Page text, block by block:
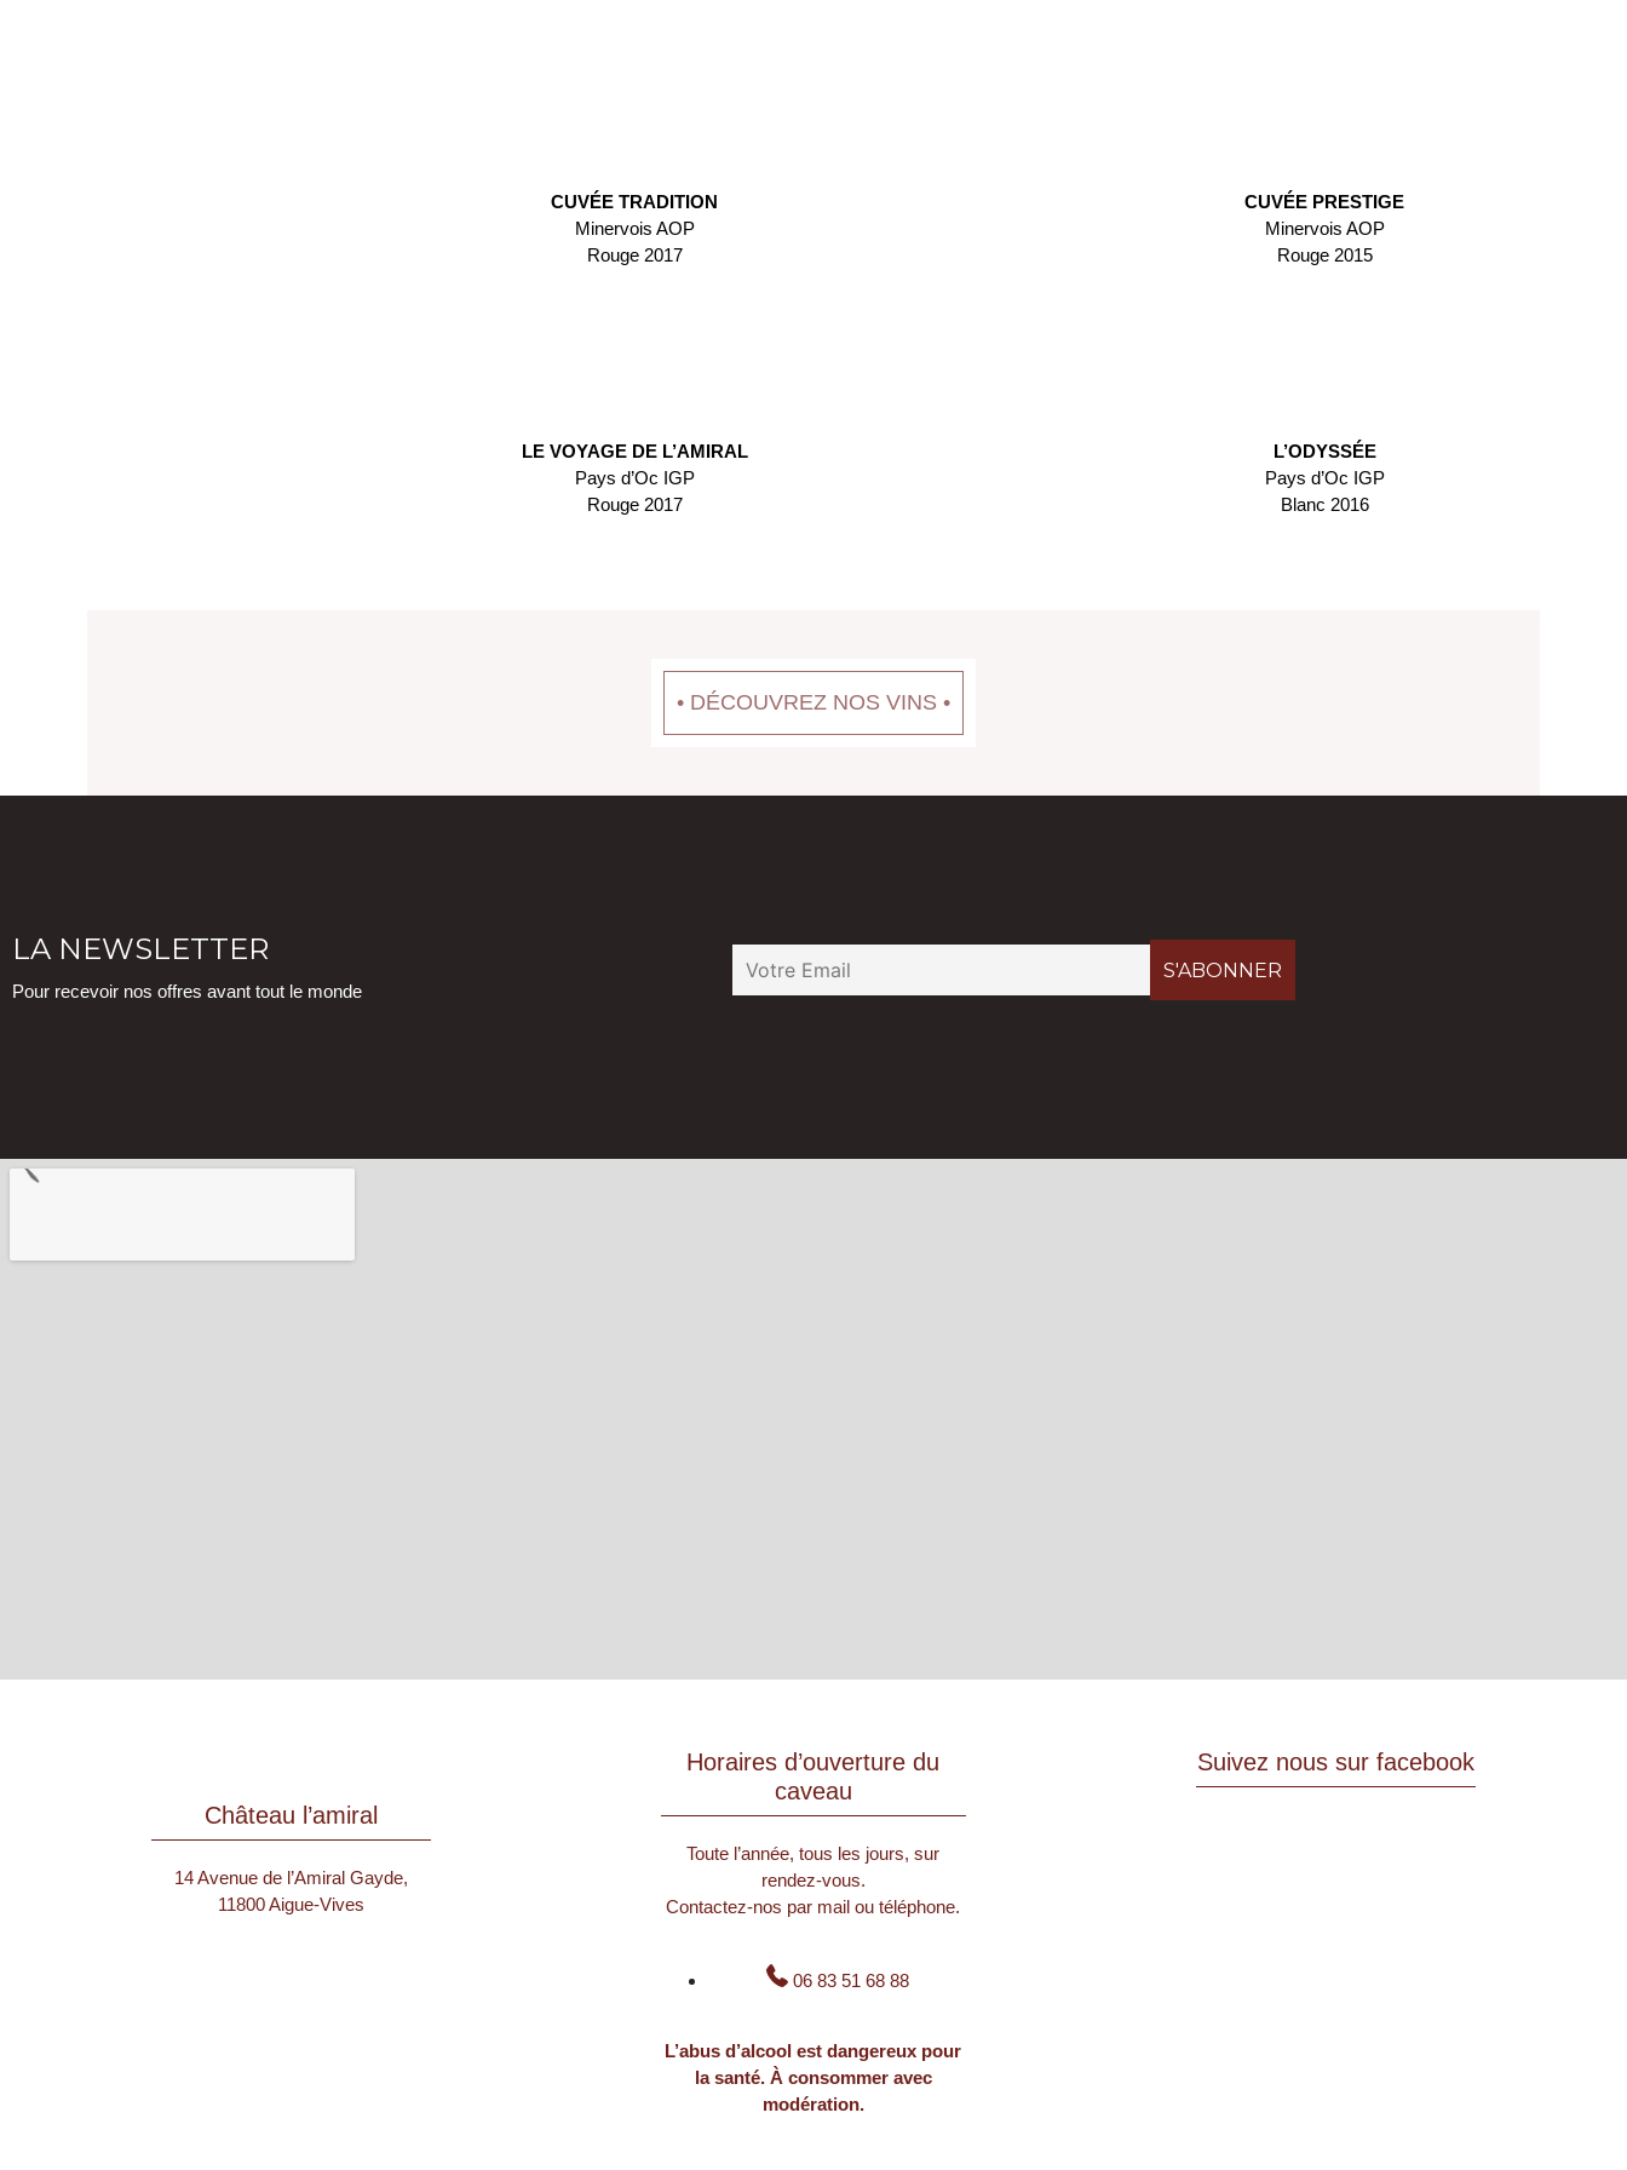
CUVÉE TRADITION
Minervois AOP
Rouge 2017
CUVÉE PRESTIGE
Minervois AOP
Rouge 2015
LE VOYAGE DE L’AMIRAL
Pays d’Oc IGP
Rouge 2017
L’ODYSSÉE
Pays d’Oc IGP
Blanc 2016
• DÉCOUVREZ NOS VINS •
LA NEWSLETTER
Pour recevoir nos offres avant tout le monde
Château l’amiral
14 Avenue de l’Amiral Gayde,
11800 Aigue-Vives
Horaires d’ouverture du
caveau
Toute l’année, tous les jours, sur
rendez-vous.
Contactez-nos par mail ou téléphone.
06 83 51 68 88
L’abus d’alcool est dangereux pour
la santé. À consommer avec
modération.
Suivez nous sur facebook